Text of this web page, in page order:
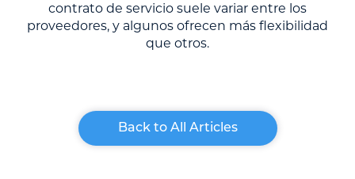
contrato de servicio suele variar entre los
proveedores, y algunos ofrecen más flexibilidad
que otros.
Back to All Articles